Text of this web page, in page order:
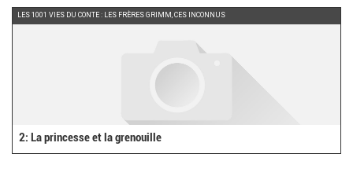
LES 1001 VIES DU CONTE : LES FRÈRES GRIMM, CES INCONNUS
2: La princesse et la grenouille